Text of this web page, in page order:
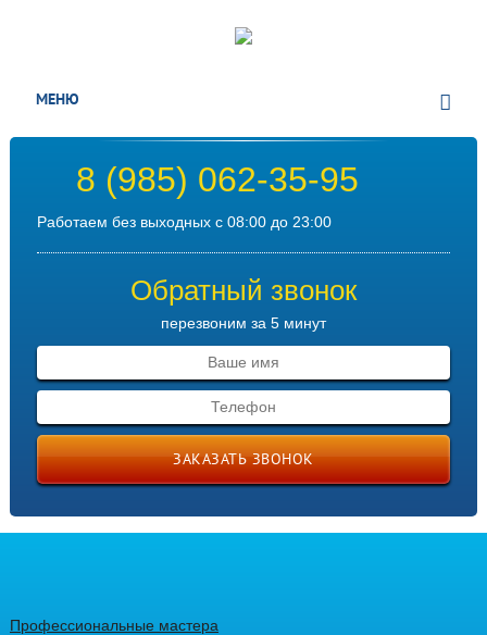
МЕНЮ
8 (985) 062-35-95
Работаем без выходных с 08:00 до 23:00
Обратный звонок
перезвоним за 5 минут
ЗАКАЗАТЬ ЗВОНОК
Профессиональные мастера